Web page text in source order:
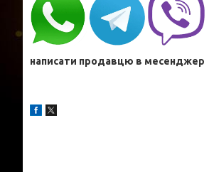
написати продавцю в месенджер